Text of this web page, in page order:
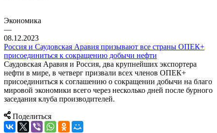
Экономика
—
08.12.2023
Россия и Саудовская Аравия призывают все страны ОПЕК+
присоединиться к сокращению добычи нефти
Саудовская Аравия и Россия, два крупнейших экспортера
нефти в мире, в четверг призвали всех членов ОПЕК+
присоединиться к соглашению о сокращении добычи на благо
мировой экономики всего через несколько дней после бурного
заседания клуба производителей.
Поделиться